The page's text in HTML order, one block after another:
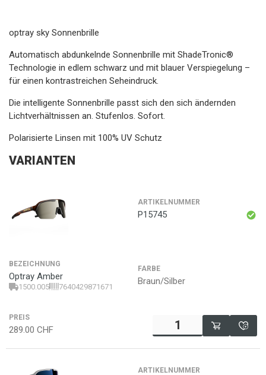
optray sky Sonnenbrille
Automatisch abdunkelnde Sonnenbrille mit ShadeTronic®
Technologie in edlem schwarz und mit blauer Verspiegelung –
für einen kontrastreichen Seheindruck.
Die intelligente Sonnenbrille passt sich den sich ändernden
Lichtverhältnissen an. Stufenlos. Sofort.
Polarisierte Linsen mit 100% UV Schutz
VARIANTEN
ARTIKELNUMMER
P15745
BEZEICHNUNG
Optray Amber
1500.005 7640429871671
FARBE
Braun/Silber
PREIS
289.00 CHF
ARTIKELNUMMER